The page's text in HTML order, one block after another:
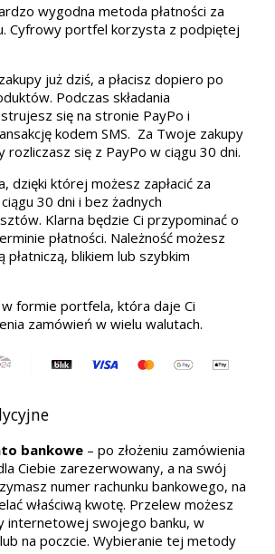
wygodna metoda płatności za
Cyfrowy portfel korzysta z podpiętej
już dziś, a płacisz dopiero po
Podczas składania
się na stronie PayPo i
kodem SMS. Za Twoje zakupy
rozliczasz się z PayPo w ciągu 30 dni.
dzięki której możesz zapłacić za
30 dni i bez żadnych
Klarna będzie Ci przypominać o
płatności. Należność możesz
płatniczą, blikiem lub szybkim
w formie portfela, która daje Ci
zamówień w wielu walutach.
bankowe – po złożeniu zamówienia
Ciebie zarezerwowany, a na swój
numer rachunku bankowego, na
właściwą kwotę. Przelew możesz
internetowej swojego banku, w
na poczcie. Wybieranie tej metody